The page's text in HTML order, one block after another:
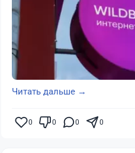
Читать дальше →
0 0 0 0